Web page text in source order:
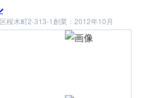
桜木町2-313-1創業：2012年10月